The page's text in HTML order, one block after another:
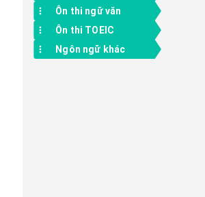
Ôn thi ngữ văn
Ôn thi TOEIC
Ngôn ngữ khác